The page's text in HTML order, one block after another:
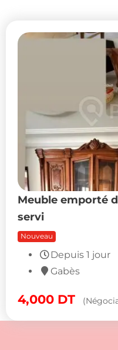
Meuble emporté
servi
Nouveau
Depuis 1 jour
Gabès
4,000 DT